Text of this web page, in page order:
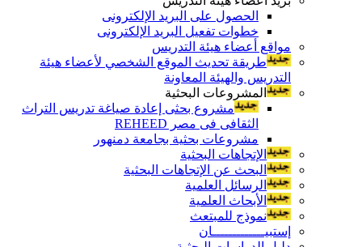
الحصول على البريد الإلكترونى
خطوات تفعيل البريد الإلكترونى
مواقع أعضاء هيئة التدريس
طريقة تحديث الموقع الشخصي لأعضاء هيئة
التدريس والهيئة المعاونة
المشروعات البحثية
مشروع بحثى إعادة صياغة تدريس التراث
الثقافى فى مصر REHEED
مشروعات بحثية بجامعة دمنهور
الإتجاهات البحثية
البحث عن الإتجاهات البحثية
الرسائل العلمية
الأبحاث العلمية
نموذج للمبتعث
إستبيـــــــــــــان